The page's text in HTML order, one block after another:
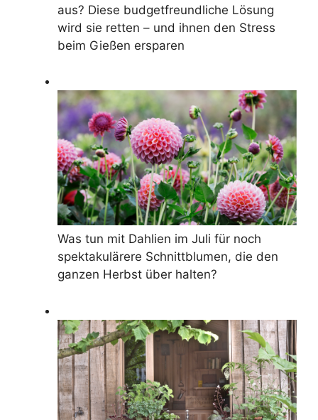
aus? Diese budgetfreundliche Lösung
wird sie retten – und ihnen den Stress
beim Gießen ersparen
Was tun mit Dahlien im Juli für noch
spektakulärere Schnittblumen, die den
ganzen Herbst über halten?